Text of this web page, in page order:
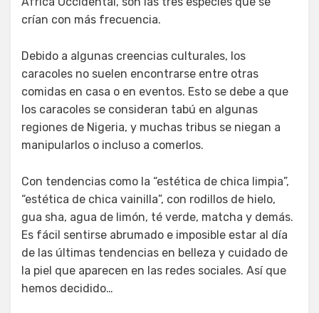
crían con más frecuencia.
Debido a algunas creencias culturales, los
caracoles no suelen encontrarse entre otras
comidas en casa o en eventos. Esto se debe a que
los caracoles se consideran tabú en algunas
regiones de Nigeria, y muchas tribus se niegan a
manipularlos o incluso a comerlos.
Con tendencias como la “estética de chica limpia”,
“estética de chica vainilla”, con rodillos de hielo,
gua sha, agua de limón, té verde, matcha y demás.
Es fácil sentirse abrumado e imposible estar al día
de las últimas tendencias en belleza y cuidado de
la piel que aparecen en las redes sociales. Así que
hemos decidido…